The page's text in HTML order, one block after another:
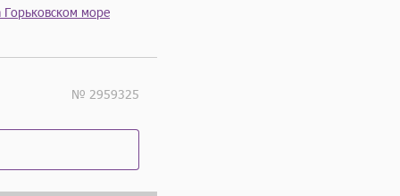
Горьковском море
№ 2959325